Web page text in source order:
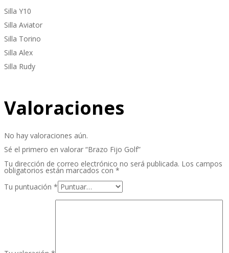
Silla Y10
Silla Aviator
Silla Torino
Silla Alex
Silla Rudy
Valoraciones
No hay valoraciones aún.
Sé el primero en valorar “Brazo Fijo Golf”
Tu dirección de correo electrónico no será publicada. Los campos
obligatorios están marcados con *
Tu puntuación *